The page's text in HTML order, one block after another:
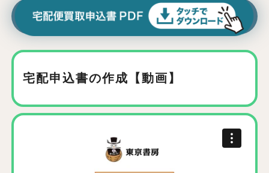
宅配申込書の作成【動画】